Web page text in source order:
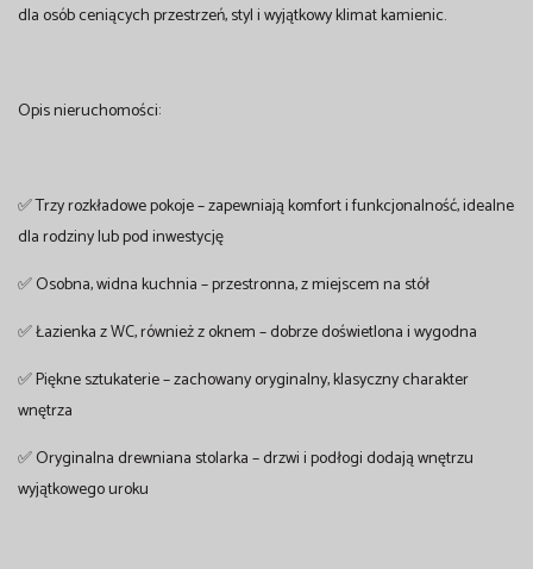
dla osób ceniących przestrzeń, styl i wyjątkowy klimat kamienic.
Opis nieruchomości:
✅ Trzy rozkładowe pokoje – zapewniają komfort i funkcjonalność, idealne
dla rodziny lub pod inwestycję
✅ Osobna, widna kuchnia – przestronna, z miejscem na stół
✅ Łazienka z WC, również z oknem – dobrze doświetlona i wygodna
✅ Piękne sztukaterie – zachowany oryginalny, klasyczny charakter
wnętrza
✅ Oryginalna drewniana stolarka – drzwi i podłogi dodają wnętrzu
wyjątkowego uroku